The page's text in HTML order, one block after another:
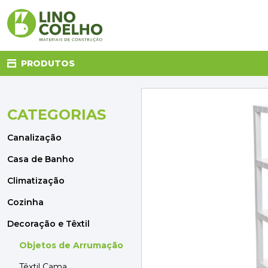
PRODUTOS
CANALIZAÇÃO
CLIMATIZAÇÃO
COZINHA
ELETRICIDADE
FERRAGENS
ILUMINAÇÃO
JARDIM
CATEGORIAS
Canalização
Casa de Banho
Climatização
Cozinha
Decoração e Têxtil
Objetos de Arrumação